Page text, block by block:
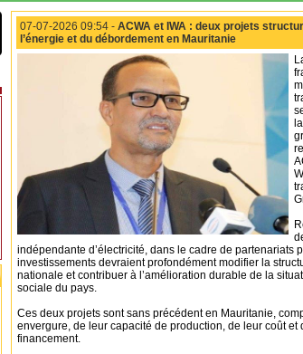
07-07-2026 09:54 - ACWA et IWA : deux projets
l’énergie et du débordement en Mauritanie
indépendante d’électricité, dans le cadre de partenariats
investissements devraient profondément modifier la
nationale et contribuer à l’amélioration durable de la
sociale du pays.
Ces deux projets sont sans précédent en Mauritanie,
envergure, de leur capacité de production, de leur coût et
financement.